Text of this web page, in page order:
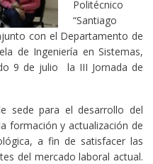
Politécnico
“Santiago
con el Departamento de
de Ingeniería en Sistemas,
9 de julio la III Jornada de
sede para el desarrollo del
formación y actualización de
a fin de satisfacer las
del mercado laboral actual.